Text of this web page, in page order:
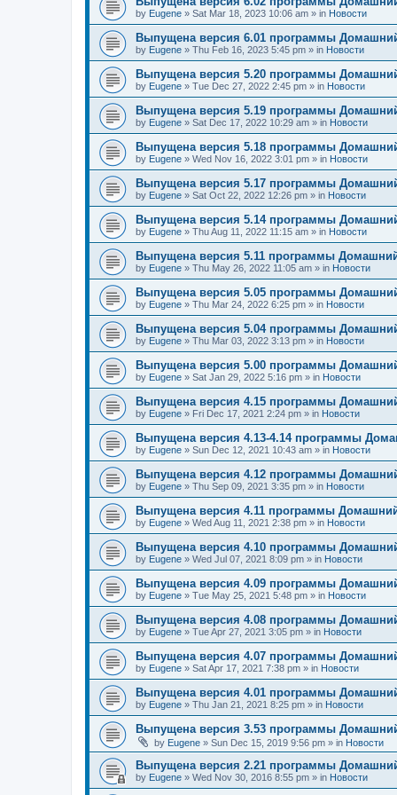
by Eugene » Sat Mar 18, 2023 10:06 am » in Новости
Выпущена версия 6.01 программы
by Eugene » Thu Feb 16, 2023 5:45 pm » in Новости
Выпущена версия 5.20 программы
by Eugene » Tue Dec 27, 2022 2:45 pm » in Новости
Выпущена версия 5.19 программы
by Eugene » Sat Dec 17, 2022 10:29 am » in Новости
Выпущена версия 5.18 программы
by Eugene » Wed Nov 16, 2022 3:01 pm » in Новости
Выпущена версия 5.17 программы
by Eugene » Sat Oct 22, 2022 12:26 pm » in Новости
Выпущена версия 5.14 программы
by Eugene » Thu Aug 11, 2022 11:15 am » in Новости
Выпущена версия 5.11 программы
by Eugene » Thu May 26, 2022 11:05 am » in Новости
Выпущена версия 5.05 программы
by Eugene » Thu Mar 24, 2022 6:25 pm » in Новости
Выпущена версия 5.04 программы
by Eugene » Thu Mar 03, 2022 3:13 pm » in Новости
Выпущена версия 5.00 программы
by Eugene » Sat Jan 29, 2022 5:16 pm » in Новости
Выпущена версия 4.15 программы
by Eugene » Fri Dec 17, 2021 2:24 pm » in Новости
Выпущена версия 4.13-4.14 программы
by Eugene » Sun Dec 12, 2021 10:43 am » in Новости
Выпущена версия 4.12 программы
by Eugene » Thu Sep 09, 2021 3:35 pm » in Новости
Выпущена версия 4.11 программы
by Eugene » Wed Aug 11, 2021 2:38 pm » in Новости
Выпущена версия 4.10 программы
by Eugene » Wed Jul 07, 2021 8:09 pm » in Новости
Выпущена версия 4.09 программы
by Eugene » Tue May 25, 2021 5:48 pm » in Новости
Выпущена версия 4.08 программы
by Eugene » Tue Apr 27, 2021 3:05 pm » in Новости
Выпущена версия 4.07 программы
by Eugene » Sat Apr 17, 2021 7:38 pm » in Новости
Выпущена версия 4.01 программы
by Eugene » Thu Jan 21, 2021 8:25 pm » in Новости
Выпущена версия 3.53 программы
by Eugene » Sun Dec 15, 2019 9:56 pm » in Новости
Выпущена версия 2.21 программы
by Eugene » Wed Nov 30, 2016 8:55 pm » in Новости